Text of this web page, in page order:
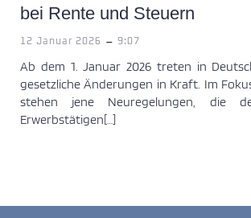
bei Rente und Steuern
12 Januar 2026 - 9:07
Ab dem 1. Januar 2026 treten in
gesetzliche Änderungen in Kraft. Im
stehen jene Neuregelungen, die
Erwerbstätigen[…]